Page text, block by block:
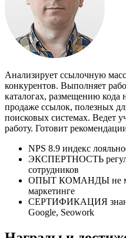
Анализирует ссылочную
конкурентов. Выполняет
каталогах, размещению кода
продаже ссылок, полезных
поисковых системах. Ведет
работу. Готовит
NPS 8.9 индекс
ЭКСПЕРТНОСТЬ
сотрудников
ОПЫТ КОМАНДЫ не
маркетинге
СЕРТИФИКАЦИЯ
Google, Seowork